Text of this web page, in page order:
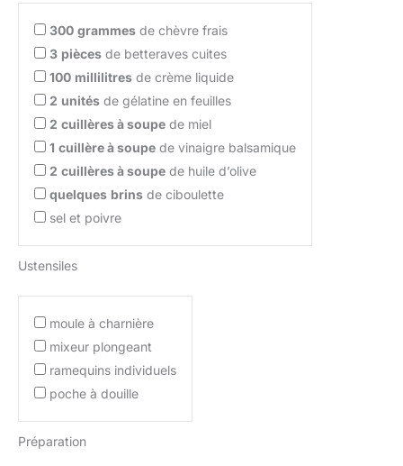
300 grammes de chèvre frais
3 pièces de betteraves cuites
100 millilitres de crème liquide
2 unités de gélatine en feuilles
2 cuillères à soupe de miel
1 cuillère à soupe de vinaigre balsamique
2 cuillères à soupe de huile d’olive
quelques brins de ciboulette
sel et poivre
Ustensiles
moule à charnière
mixeur plongeant
ramequins individuels
poche à douille
Préparation